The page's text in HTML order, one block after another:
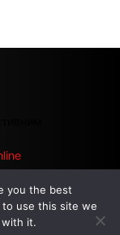
НА САЙТІ
you the best
use this site we
with it.